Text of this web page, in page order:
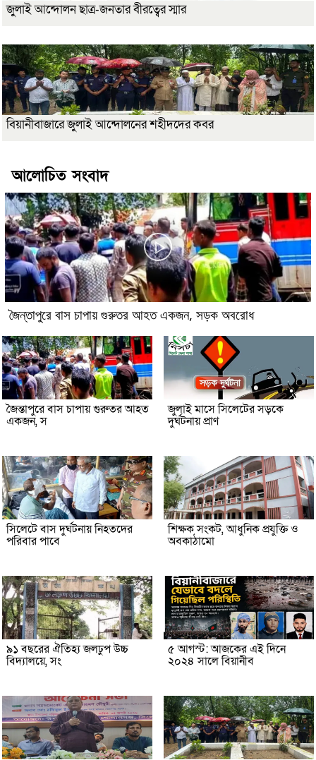
জুলাই আন্দোলন ছাত্র-জনতার বীরত্বের স্মার
বিয়ানীবাজারে জুলাই আন্দোলনের শহীদদের কবর
আলোচিত সংবাদ
জৈন্তাপুরে বাস চাপায় গুরুতর আহত একজন, সড়ক অবরোধ
জৈন্তাপুরে বাস চাপায় গুরুতর আহত
একজন, স
জুলাই মাসে সিলেটের সড়কে
দুর্ঘটনায় প্রাণ
সিলেটে বাস দুর্ঘটনায় নিহতদের
পরিবার পাবে
শিক্ষক সংকট, আধুনিক প্রযুক্তি ও
অবকাঠামো
৯১ বছরের ঐতিহ্য জলঢুপ উচ্চ
বিদ্যালয়ে, সং
৫ আগস্ট: আজকের এই দিনে
২০২৪ সালে বিয়ানীব